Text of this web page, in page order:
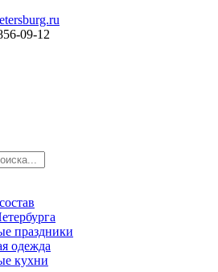
09-12
праздники
одежда
кухни